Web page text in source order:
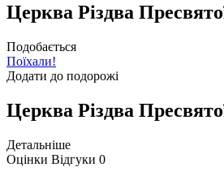
Церква Різдва
Подобається
Поїхали!
Додати до подорожі
Церква Різдва
Детальніше
Оцінки Відгуки 0